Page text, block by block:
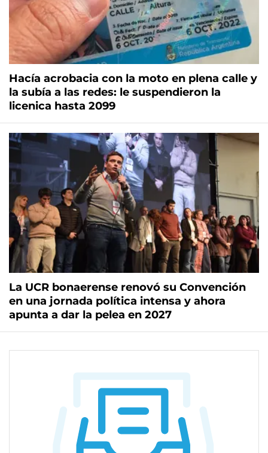
Hacía acrobacia con la moto en plena calle y
la subía a las redes: le suspendieron la
licenica hasta 2099
La UCR bonaerense renovó su Convención
en una jornada política intensa y ahora
apunta a dar la pelea en 2027